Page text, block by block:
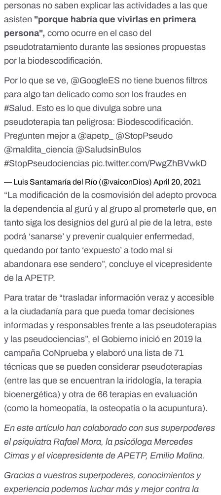
personas no saben explicar las actividades a las que
asisten "porque habría que vivirlas en primera
persona", como ocurre en el caso del
pseudotratamiento durante las sesiones propuestas
por la biodescodificación.
Por lo que se ve, @GoogleES no tiene buenos filtros
para algo tan delicado como son los fraudes en
#Salud. Esto es lo que divulga sobre una
pseudoterapia tan peligrosa: Biodescodificación.
Pregunten mejor a @apetp_
@StopPseudo
@maldita_ciencia @SaludsinBulos
#StopPseudociencias pic.twitter.com/PwgZhBVwkD
— Luis Santamaría del Río (@vaiconDios) April 20, 2021
“La modificación de la cosmovisión del adepto provoca
la dependencia al gurú y al grupo al prometerle que, en
tanto siga los designios del gurú al pie de la letra, este
podrá ‘sanarse’ y prevenir cualquier enfermedad,
quedando por tanto ‘expuesto’ a todo mal si
abandonara ese sendero”, concluye el vicepresidente
de la APETP.
Para tratar de “trasladar información veraz y accesible
a la ciudadanía para que pueda tomar decisiones
informadas y responsables frente a las pseudoterapias
y las pseudociencias”, el Gobierno inició en 2019 la
campaña CoNprueba y elaboró una lista de 71
técnicas que se pueden considerar pseudoterapias
(entre las que se encuentran la iridología, la terapia
bioenergética) y otra de 66 terapias en evaluación
(como la homeopatía, la osteopatía o la acupuntura).
En este artículo han colaborado con sus superpoderes
el psiquiatra Rafael Mora, la psicóloga Mercedes
Cimas y el vicepresidente de APETP, Emilio Molina.
Gracias a vuestros superpoderes, conocimientos y
experiencia podemos luchar más y mejor contra la